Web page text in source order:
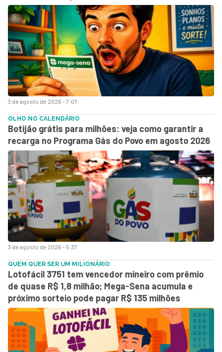
3 de agosto de 2026 - 7:07
3 de agosto de 2026 - 5:37
OLHO NO CALENDÁRIO
Botijão grátis para milhões: veja como garantir a
recarga no Programa Gás do Povo em agosto 2026
QUEM QUER SER UM MILIONÁRIO
Lotofácil 3751 tem vencedor mineiro com prêmio
de quase R$ 1,8 milhão; Mega-Sena acumula e
próximo sorteio pode pagar R$ 135 milhões